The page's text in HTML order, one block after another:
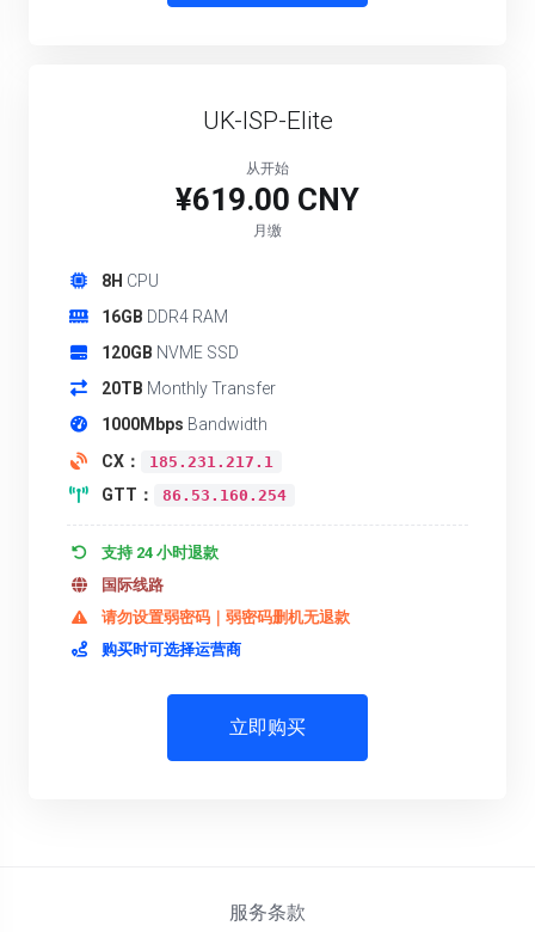
UK-ISP-Elite
从开始
¥619.00 CNY
月缴
8H CPU
16GB DDR4 RAM
120GB NVME SSD
20TB Monthly Transfer
1000Mbps Bandwidth
CX：
185.231.217.1
GTT： 86.53.160.254
支持 24 小时退款
国际线路
请勿设置弱密码｜弱密码删机无退款
购买时可选择运营商
立即购买
服务条款